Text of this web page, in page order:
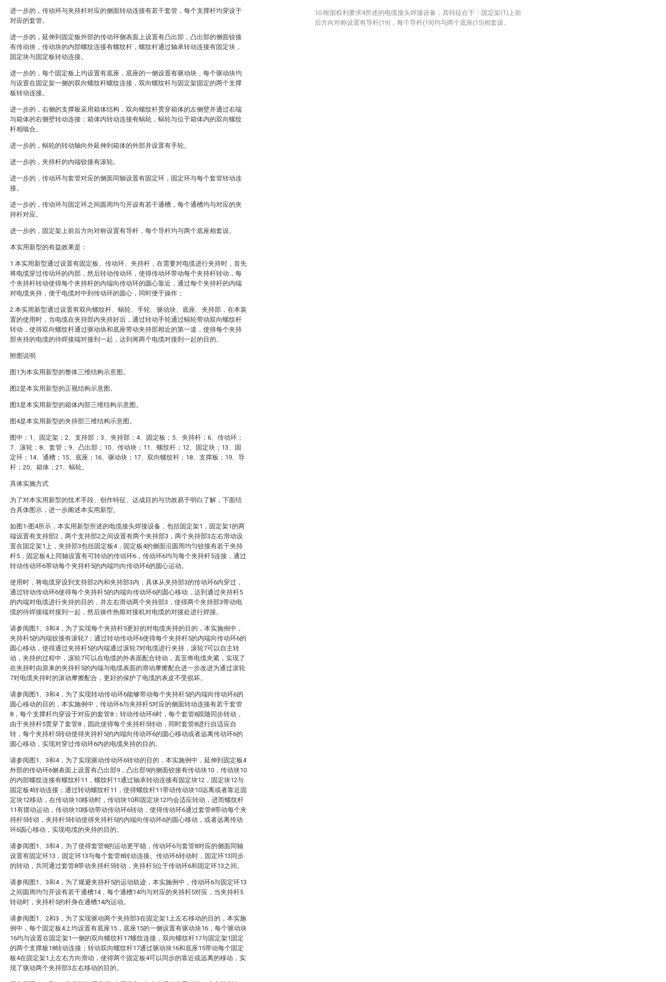
进一步的，传动环与夹持杆对应的侧面转动连接有若干套管，每个支撑杆均穿设于
对应的套管。
进一步的，延伸到固定板外部的传动环侧表面上设置有凸出部，凸出部的侧面铰接
有传动块，传动块的内部螺纹连接有螺纹杆，螺纹杆通过轴承转动连接有固定块，
固定块与固定板转动连接。
进一步的，每个固定板上均设置有底座，底座的一侧设置有驱动块，每个驱动块均
与设置在固定架一侧的双向螺纹杆螺纹连接，双向螺纹杆与固定架固定的两个支撑
板转动连接。
进一步的，右侧的支撑板采用箱体结构，双向螺纹杆贯穿箱体的左侧壁并通过右端
与箱体的右侧壁转动连接；箱体内转动连接有蜗轮，蜗轮与位于箱体内的双向螺纹
杆相啮合。
进一步的，蜗轮的转动轴向外延伸到箱体的外部并设置有手轮。
进一步的，夹持杆的内端铰接有滚轮。
进一步的，传动环与套管对应的侧面同轴设置有固定环，固定环与每个套管转动连
接。
进一步的，传动环与固定环之间圆周均匀开设有若干通槽，每个通槽均与对应的夹
持杆对应。
进一步的，固定架上前后方向对称设置有导杆，每个导杆均与两个底座相套设。
本实用新型的有益效果是：
1.本实用新型通过设置有固定板、传动环、夹持杆，在需要对电缆进行夹持时，首先
将电缆穿过传动环的内部，然后转动传动环，使得传动环带动每个夹持杆转动，每
个夹持杆转动使得每个夹持杆的内端向传动环的圆心靠近，通过每个夹持杆的内端
对电缆夹持，便于电缆对中到传动环的圆心，同时便于操作；
2.本实用新型通过设置有双向螺纹杆、蜗轮、手轮、驱动块、底座、夹持部，在本装
置的使用时，当电缆在夹持部内夹持好后，通过转动手轮通过蜗轮带动双向螺纹杆
转动，使得双向螺纹杆通过驱动块和底座带动夹持部相近的第一道，使得每个夹持
部夹持的电缆的待焊接端对接到一起，达到将两个电缆对接到一起的目的。
附图说明
图1为本实用新型的整体三维结构示意图。
图2是本实用新型的正视结构示意图。
图3是本实用新型的箱体内部三维结构示意图。
图4是本实用新型的夹持部三维结构示意图。
图中：1、固定架；2、支持部；3、夹持部；4、固定板；5、夹持杆；6、传动环；
7、滚轮；8、套管；9、凸出部；10、传动块；11、螺纹杆；12、固定块；13、固
定环；14、通槽；15、底座；16、驱动块；17、双向螺纹杆；18、支撑板；19、导
杆；20、箱体；21、蜗轮。
具体实施方式
为了对本实用新型的技术手段、创作特征、达成目的与功效易于明白了解，下面结
合具体图示，进一步阐述本实用新型。
如图1-图4所示，本实用新型所述的电缆接头焊接设备，包括固定架1，固定架1的两
端设置有支持部2，两个支持部2之间设置有两个夹持部3，两个夹持部3左右滑动设
置在固定架1上，夹持部3包括固定板4，固定板4的侧面沿圆周均匀铰接有若干夹持
杆5，固定板4上同轴设置有可转动的传动环6，传动环6均与每个夹持杆5连接，通过
转动传动环6带动每个夹持杆5的内端均向传动环6的圆心运动。
使用时，将电缆穿设到支持部2内和夹持部3内，具体从夹持部3的传动环6内穿过，
通过转动传动环6使得每个夹持杆5的内端向传动环6的圆心移动，达到通过夹持杆5
的内端对电缆进行夹持的目的，并左右滑动两个夹持部3，使得两个夹持部3带动电
缆的待焊接端对接到一起，然后操作热熔对接机对电缆的对接处进行焊接。
请参阅图1、3和4，为了实现每个夹持杆5更好的对电缆夹持的目的，本实施例中，
夹持杆5的内端铰接有滚轮7；通过转动传动环6使得每个夹持杆5的内端向传动环6的
圆心移动，使得通过夹持杆5的内端通过滚轮7对电缆进行夹持，滚轮7可以自主转
动，夹持的过程中，滚轮7可以在电缆的外表面配合转动，直至将电缆夹紧，实现了
在夹持时由原来的夹持杆5的内端与电缆表面的滑动摩擦配合进一步改进为通过滚轮
7对电缆夹持时的滚动摩擦配合，更好的保护了电缆的表皮不受损坏。
请参阅图1、3和4，为了实现转动传动环6能够带动每个夹持杆5的内端向传动环6的
圆心移动的目的，本实施例中，传动环6与夹持杆5对应的侧面转动连接有若干套管
8，每个支撑杆均穿设于对应的套管8；转动传动环6时，每个套管8跟随同步转动，
由于夹持杆5贯穿了套管8，因此使得每个夹持杆5转动，同时套管8进行自适应自
转，每个夹持杆5转动使得夹持杆5的内端向传动环6的圆心移动或者远离传动环6的
圆心移动，实现对穿过传动环6内的电缆夹持的目的。
请参阅图1、3和4，为了实现驱动传动环6转动的目的，本实施例中，延伸到固定板4
外部的传动环6侧表面上设置有凸出部9，凸出部9的侧面铰接有传动块10，传动块10
的内部螺纹连接有螺纹杆11，螺纹杆11通过轴承转动连接有固定块12，固定块12与
固定板4转动连接；通过转动螺纹杆11，使得螺纹杆11带动传动块10远离或者靠近固
定块12移动，在传动块10移动时，传动块10和固定块12均会适应转动，进而螺纹杆
11有摆动运动，传动块10移动带动传动环6转动，使得传动环6通过套管8带动每个夹
持杆5转动，夹持杆5转动使得夹持杆5的内端向传动环6的圆心移动，或者远离传动
环6圆心移动，实现电缆的夹持的目的。
请参阅图1、3和4，为了使得套管8的运动更平稳，传动环6与套管8对应的侧面同轴
设置有固定环13，固定环13与每个套管8转动连接。传动环6转动时，固定环13同步
的转动，共同通过套管8带动夹持杆5转动，夹持杆5位于传动环6和固定环13之间。
请参阅图1、3和4，为了规避夹持杆5的运动轨迹，本实施例中，传动环6与固定环13
之间圆周均匀开设有若干通槽14，每个通槽14均与对应的夹持杆5对应，当夹持杆5
转动时，夹持杆5的杆身在通槽14内运动。
请参阅图1、2和3，为了实现驱动两个夹持部3在固定架1上左右移动的目的，本实施
例中，每个固定板4上均设置有底座15，底座15的一侧设置有驱动块16，每个驱动块
16均与设置在固定架1一侧的双向螺纹杆17螺纹连接，双向螺纹杆17与固定架1固定
的两个支撑板18转动连接；转动双向螺纹杆17通过驱动块16和底座15带动每个固定
板4在固定架1上左右方向滑动，使得两个固定板4可以同步的靠近或远离的移动，实
现了驱动两个夹持部3左右移动的目的。
10.根据权利要求4所述的电缆接头焊接设备，其特征在于：固定架(1)上前
后方向对称设置有导杆(19)，每个导杆(19)均与两个底座(15)相套设。